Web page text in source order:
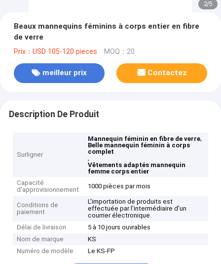
2/5
Beaux mannequins féminins à corps entier en fibre
de verre
Prix：USD 105-120 pieces MOQ：20
meilleur prix Contactez
Description De Produit
Surligner
Mannequin féminin en fibre de verre,
Belle mannequin féminin à corps
complet
,
Vêtements adaptés mannequin
femme corps entier
Capacité
d'approvisionnement
1000 pièces par mois
Conditions de
paiement
L'importation de produits est
effectuée par l'intermédiaire d'un
courrier électronique.
Délai de livraison
5 à 10 jours ouvrables
Nom de marque
KS
Numéro de modèle
Le KS-FP